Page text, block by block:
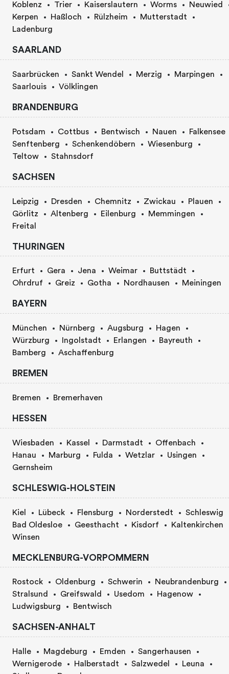
Koblenz Trier Kaiserslautern Worms
Neuwied
Kerpen
Haßloch Rülzheim
Mutterstadt
Ladenburg
SAARLAND
Saarbrücken Sankt Wendel Merzig
Marpingen
Saarlouis
Völklingen
BRANDENBURG
Potsdam Cottbus Bentwisch Nauen
Falkensee
Senftenberg
Schenkendöbern
Wiesenburg
Teltow
Stahnsdorf
SACHSEN
Leipzig Dresden Chemnitz Zwickau
Plauen
Görlitz
Altenberg Eilenburg
Memmingen
Freital
THURINGEN
Erfurt Gera Jena Weimar
Buttstädt
Ohrdruf
Greiz Gotha Nordhausen Meiningen
BAYERN
München Nürnberg Augsburg
Hagen
Würzburg
Ingolstadt Erlangen
Bayreuth
Bamberg
Aschaffenburg
BREMEN
Bremen Bremerhaven
HESSEN
Wiesbaden Kassel Darmstadt
Offenbach
Hanau
Marburg Fulda Wetzlar
Usingen
Gernsheim
SCHLESWIG-HOLSTEIN
Kiel Lübeck Flensburg Norderstedt
Schleswig
Bad Oldesloe
Geesthacht Kisdorf
Kaltenkirchen
Winsen
MECKLENBURG-VORPOMMERN
Rostock Oldenburg Schwerin
Neubrandenburg
Stralsund
Greifswald Usedom
Hagenow
Ludwigsburg
Bentwisch
SACHSEN-ANHALT
Halle Magdeburg Emden
Sangerhausen
Wernigerode
Halberstadt Salzwedel
Leuna